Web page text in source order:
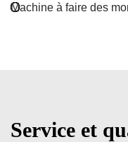
Machine à faire des
Service et